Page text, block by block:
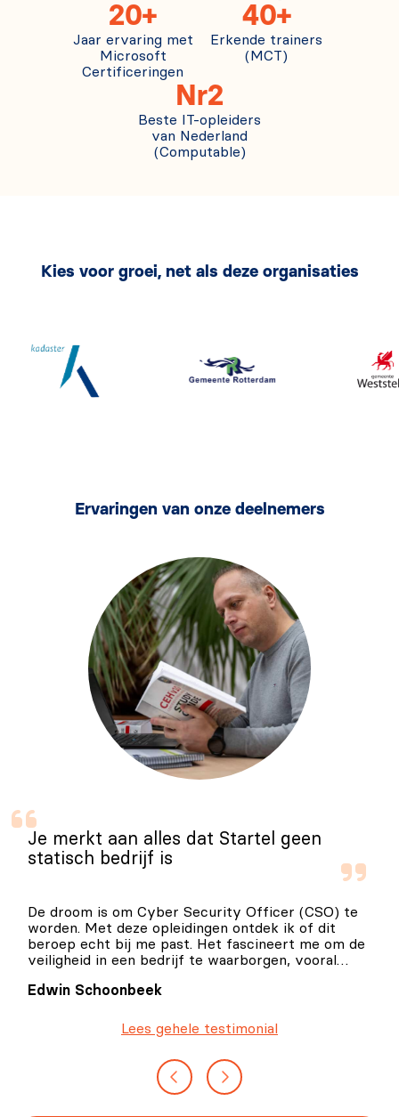
20+
Jaar ervaring met
Microsoft
Certificeringen
40+
Erkende trainers
(MCT)
Nr2
Beste IT-opleiders
van Nederland
(Computable)
Kies voor groei, net als deze organisaties
Ervaringen van onze deelnemers
Je merkt aan alles dat Startel geen
statisch bedrijf is
De droom is om Cyber Security Officer (CSO) te
worden. Met deze opleidingen ontdek ik of dit
beroep echt bij me past. Het fascineert me om de
veiligheid in een bedrijf te waarborgen, vooral
digitale uitdagingen.
Edwin Schoonbeek
Lees gehele testimonial